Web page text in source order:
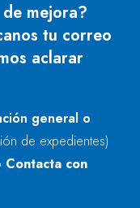
mejora?
tu correo
aclarar
general o
de expedientes)
Contacta con